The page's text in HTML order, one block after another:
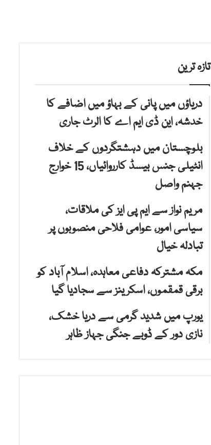
تازہ ترین
دریاؤں میں پانی کے بہاؤ میں اضافے کا
خدشہ، این ڈی ایم اے کا الرٹ جاری
بلوچستان میں دہشتگردوں کے خلاف
انٹیلی جنس بیسڈ کارروائیاں، 15 خوارج
جہنم واصل
مریم نواز سے ایم پی ایز کی ملاقات،
سیاسی امور، عوامی فلاحی منصوبوں پر
تبادلہ خیال
مکہ مشترکہ دفاعی معاہدہ، اسلام آباد کو
برقی قمقموں، اسکرینز سے سجادیا گیا
یورپ میں شدید گرمی سے دریا خشک،
نازی دور کے ڈوبے جنگی جہاز ظاہر